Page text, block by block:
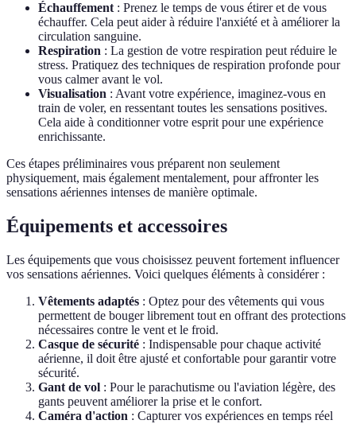
Échauffement : Prenez le temps de vous étirer et de vous
échauffer. Cela peut aider à réduire l'anxiété et à améliorer la
circulation sanguine.
Respiration : La gestion de votre respiration peut réduire le
stress. Pratiquez des techniques de respiration profonde pour
vous calmer avant le vol.
Visualisation : Avant votre expérience, imaginez-vous en
train de voler, en ressentant toutes les sensations positives.
Cela aide à conditionner votre esprit pour une expérience
enrichissante.
Ces étapes préliminaires vous préparent non seulement
physiquement, mais également mentalement, pour affronter les
sensations aériennes intenses de manière optimale.
Équipements et accessoires
Les équipements que vous choisissez peuvent fortement influencer
vos sensations aériennes. Voici quelques éléments à considérer :
Vêtements adaptés : Optez pour des vêtements qui vous
permettent de bouger librement tout en offrant des protections
nécessaires contre le vent et le froid.
Casque de sécurité : Indispensable pour chaque activité
aérienne, il doit être ajusté et confortable pour garantir votre
sécurité.
Gant de vol : Pour le parachutisme ou l'aviation légère, des
gants peuvent améliorer la prise et le confort.
Caméra d'action : Capturer vos expériences en temps réel